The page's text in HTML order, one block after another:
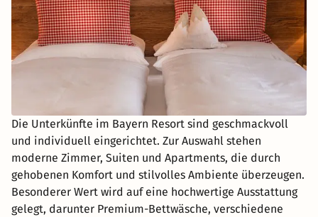
Die Unterkünfte im Bayern Resort sind geschmackvoll
und individuell eingerichtet. Zur Auswahl stehen
moderne Zimmer, Suiten und Apartments, die durch
gehobenen Komfort und stilvolles Ambiente überzeugen.
Besonderer Wert wird auf eine hochwertige Ausstattung
gelegt, darunter Premium-Bettwäsche, verschiedene